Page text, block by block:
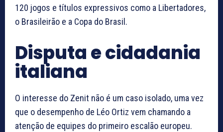
120 jogos e títulos expressivos como a Libertadores,
o Brasileirão e a Copa do Brasil.
Disputa e cidadania
italiana
O interesse do Zenit não é um caso isolado, uma vez
que o desempenho de Léo Ortiz vem chamando a
atenção de equipes do primeiro escalão europeu.